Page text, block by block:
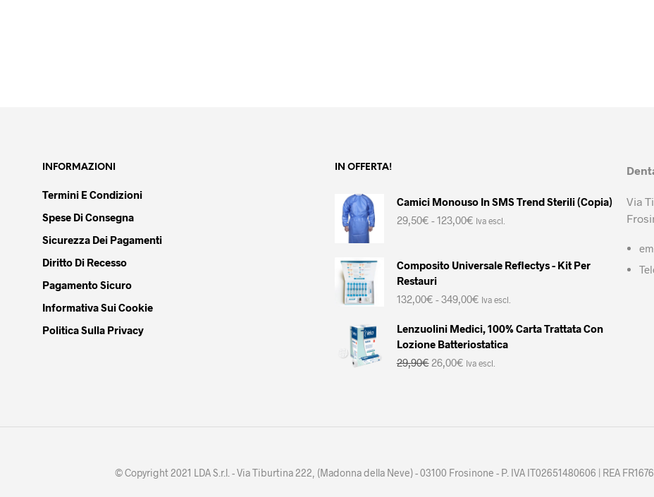
INFORMAZIONI
Termini E Condizioni
Spese Di Consegna
Sicurezza Dei Pagamenti
Diritto Di Recesso
Pagamento Sicuro
Informativa Sui Cookie
Politica Sulla Privacy
IN OFFERTA!
Camici Monouso In SMS Trend Sterili (Copia)
29,50€ -123,00€Fascia
29,50€
123,00€
Iva escl.
Composito Universale Reflectys - Kit Per
Restauri
132,00€ -349,00€Fascia
prezzo:
da
132,00€
a
Iva escl.
Lenzuolini Medici, 100% Carta Trattata Con
Lozione Batteriostatica
29,90€ Il
prezzo
26,00€IlIva escl.
Via
© Copyright 2021 LDA S.r.l. - Via Tiburtina 222, (Madonna della Neve) - 03100 Frosinone - P. IVA IT02651480606 | REA